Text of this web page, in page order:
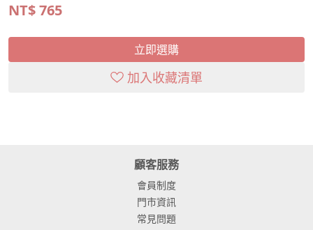
NT$765
立即選購
加入收藏清單
顧客服務
會員制度
門市資訊
常見問題